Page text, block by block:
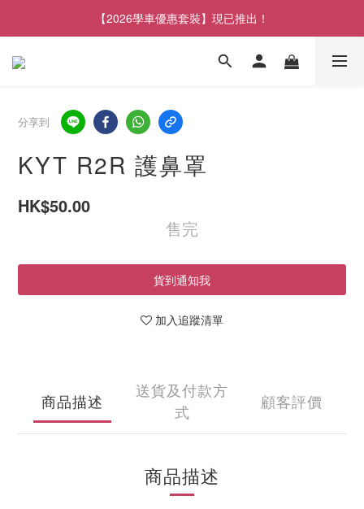
【2026學車優惠套裝】現已推出！
分享到
KYT R2R 護鼻罩
HK$50.00
售完
貨到通知我
加入追蹤清單
商品描述
送貨及付款方
式
顧客評價
商品描述